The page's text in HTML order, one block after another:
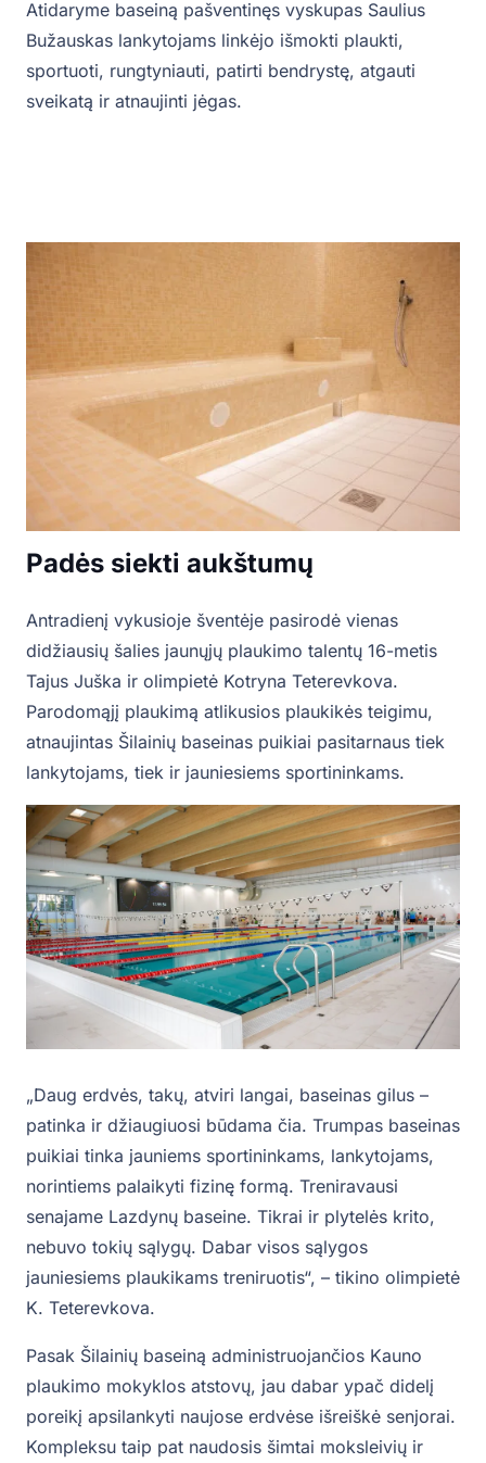
Atidaryme baseiną pašventinęs vyskupas Saulius
Bužauskas lankytojams linkėjo išmokti plaukti,
sportuoti, rungtyniauti, patirti bendrystę, atgauti
sveikatą ir atnaujinti jėgas.
Padės siekti aukštumų
Antradienį vykusioje šventėje pasirodė vienas
didžiausių šalies jaunųjų plaukimo talentų 16-metis
Tajus Juška ir olimpietė Kotryna Teterevkova.
Parodomąjį plaukimą atlikusios plaukikės teigimu,
atnaujintas Šilainių baseinas puikiai pasitarnaus tiek
lankytojams, tiek ir jauniesiems sportininkams.
„Daug erdvės, takų, atviri langai, baseinas gilus –
patinka ir džiaugiuosi būdama čia. Trumpas baseinas
puikiai tinka jauniems sportininkams, lankytojams,
norintiems palaikyti fizinę formą. Treniravausi
senajame Lazdynų baseine. Tikrai ir plytelės krito,
nebuvo tokių sąlygų. Dabar visos sąlygos
jauniesiems plaukikams treniruotis“, – tikino olimpietė
K. Teterevkova.
Pasak Šilainių baseiną administruojančios Kauno
plaukimo mokyklos atstovų, jau dabar ypač didelį
poreikį apsilankyti naujose erdvėse išreiškė senjorai.
Kompleksu taip pat naudosis šimtai moksleivių ir